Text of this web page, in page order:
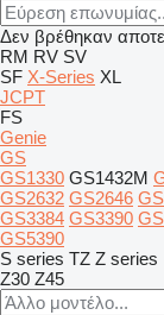
Δεν βρέθηκαν
RM RV SV
SF X-Series XL
JCPT
FS
Genie
GS
GS1330 GS1432M
GS2632 GS2646
GS3384 GS3390
GS5390
S series TZ Z series
Z30 Z45